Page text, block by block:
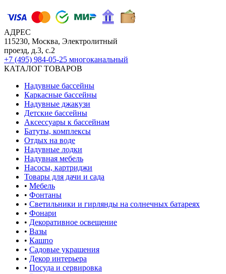
АДРЕС
115230, Москва, Электролитный
проезд, д.3, с.2
+7 (495) 984-05-25 многоканальный
КАТАЛОГ ТОВАРОВ
Надувные бассейны
Каркасные бассейны
Надувные джакузи
Детские бассейны
Аксессуары к бассейнам
Батуты, комплексы
Отдых на воде
Надувные лодки
Надувная мебель
Насосы, картриджи
Товары для дачи и сада
• Мебель
• Фонтаны
• Светильники и гирлянды на солнечных батареях
• Фонари
• Декоративное освещение
• Вазы
• Кашпо
• Садовые украшения
• Декор интерьера
• Посуда и сервировка